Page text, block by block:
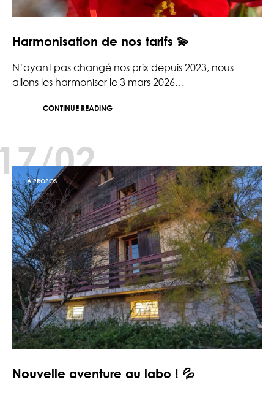
Harmonisation de nos tarifs 💫
N’ayant pas changé nos prix depuis 2023, nous
allons les harmoniser le 3 mars 2026…
CONTINUE READING
02
À PROPOS
Nouvelle aventure au labo ! 💦